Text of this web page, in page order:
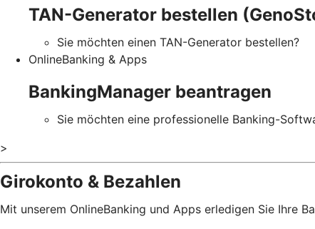
TAN-Generator bestellen
Sie möchten einen TAN-Generator bestellen?
OnlineBanking & Apps
BankingManager beantragen
Sie möchten eine professionelle Banking-
>
Girokonto & Bezahlen
Mit unserem OnlineBanking und Apps erledigen Sie Ihre